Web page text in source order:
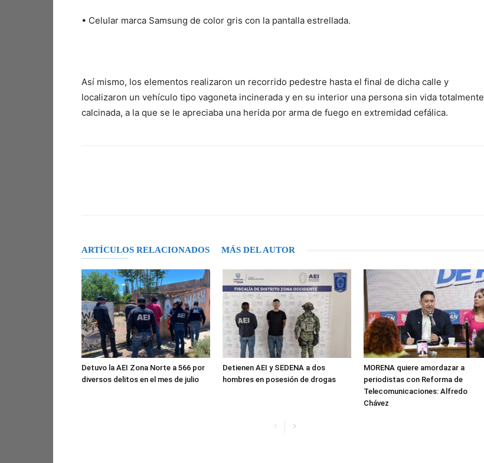
•⁠ ⁠Celular marca Samsung de color gris con la pantalla estrellada.
Así mismo, los elementos realizaron un recorrido pedestre hasta el final de dicha calle y
localizaron un vehículo tipo vagoneta incinerada y en su interior una persona sin vida totalmente
calcinada, a la que se le apreciaba una herida por arma de fuego en extremidad cefálica.
ARTÍCULOS RELACIONADOS MÁS DEL AUTOR
Detuvo la AEI Zona Norte a 566 por
diversos delitos en el mes de julio
Detienen AEI y SEDENA a dos
hombres en posesión de drogas
MORENA quiere amordazar a
periodistas con Reforma de
Telecomunicaciones: Alfredo
Chávez